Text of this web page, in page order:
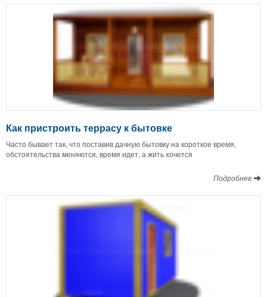
Как пристроить террасу к бытовке
Часто бывает так, что поставив дачную бытовку на короткое время,
обстоятельства меняются, время идет, а жить хочется
Подробнее